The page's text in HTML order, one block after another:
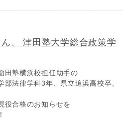
、 津田塾大学総合政策学
田塾横浜校担任助手の
部法律学科3年、県立追浜高校卒、
役合格のお知らせを